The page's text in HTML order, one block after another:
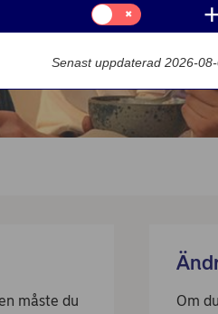
måste du
Om
Samtycke
för:
Marknadsföring
Senast uppdaterad 2026-